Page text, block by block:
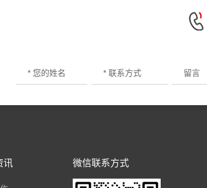
讯 微信联系方式